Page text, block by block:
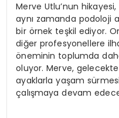
Merve Utlu’nun
aynı zamanda podoloji
bir örnek teşkil ediyor.
diğer profesyonellere
öneminin toplumda
oluyor. Merve, gelecekte
ayaklarla yaşam
çalışmaya devam